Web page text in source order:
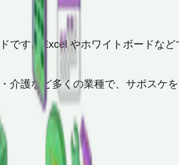
です。Excel やホワイトボードな
介護など多くの業種で、サポスケ